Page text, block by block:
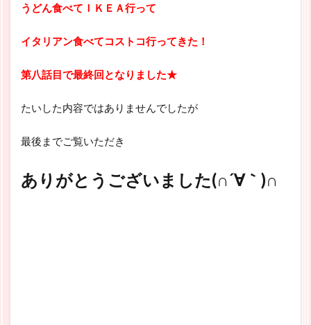
うどん食べてＩＫＥＡ行って
イタリアン食べてコストコ行ってきた！
第八話目で最終回となりました★
たいした内容ではありませんでしたが
最後までご覧いただき
ありがとうございました(∩´∀｀)∩